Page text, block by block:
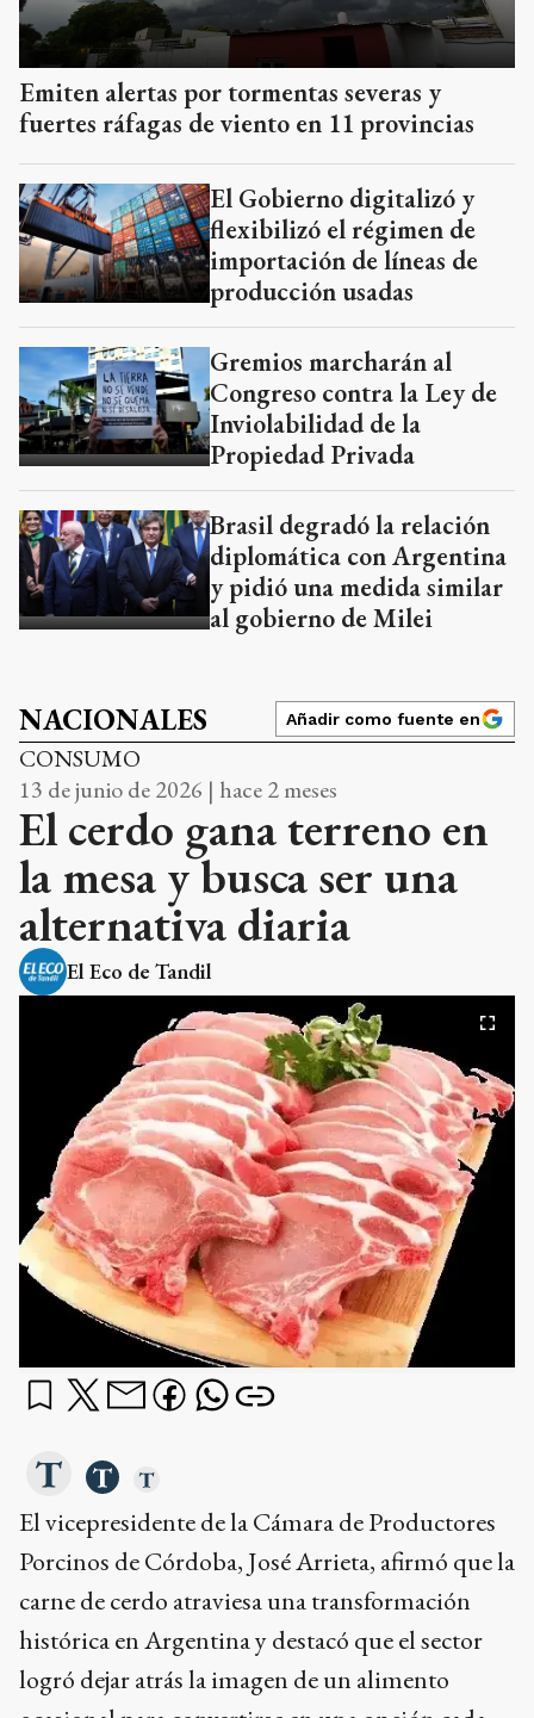
Emiten alertas por tormentas severas y
fuertes ráfagas de viento en 11 provincias
El Gobierno digitalizó y
flexibilizó el régimen de
importación de líneas de
producción usadas
Gremios marcharán al
Congreso contra la Ley de
Inviolabilidad de la
Propiedad Privada
Brasil degradó la relación
diplomática con Argentina
y pidió una medida similar
al gobierno de Milei
NACIONALES Añadir como fuente en
CONSUMO
13 de junio de 2026 | hace 2 meses
El cerdo gana terreno en
la mesa y busca ser una
alternativa diaria
El Eco de Tandil
El vicepresidente de la Cámara de Productores
Porcinos de Córdoba, José Arrieta, afirmó que la
carne de cerdo atraviesa una transformación
histórica en Argentina y destacó que el sector
logró dejar atrás la imagen de un alimento